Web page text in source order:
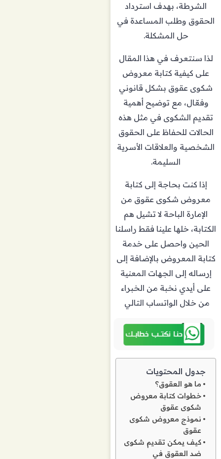
الشرطة، بهدف استرداد
الحقوق وطلب المساعدة في
حل المشكلة.
لذا سنتعرف في هذا المقال
على كيفية كتابة معروض
شكوى عقوق بشكل قانوني
وفعّال، مع توضيح أهمية
تقديم الشكوى في مثل هذه
الحالات للحفاظ على الحقوق
الشخصية والعلاقات الأسرية
السليمة.
إذا كنت بحاجة إلى كتابة
معروض شكوى عقوق من
الإمارة الباحة لا تشيل هم
الكتابة، خلها علينا فقط راسلنا
الحين واحصل على خدمة
كتابة المعروض بالإضافة إلى
إرساله إلى الجهات المعنية
على أيدي نخبة من الخبراء
من خلال الواتساب التالي
جدول المحتويات
ما هو العقوق؟
خطوات كتابة معروض
شكوى عقوق
نموذج معروض شكوى
عقوق
كيف يمكن تقديم شكوى
ضد العقوق في